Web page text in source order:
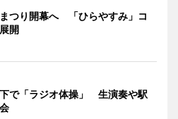
つり開幕へ 「ひらやすみ」コ
開
で「ラジオ体操」 生演奏や駅